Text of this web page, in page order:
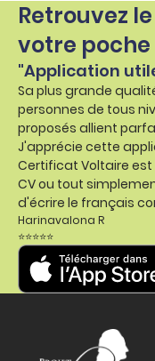
Retrouvez
votre poche
"Application
Sa plus grande
personnes de tous
proposés allient
J'apprécie cette
Certificat Voltaire
CV ou tout
d'écrire le français
Harinavalona R
⭐⭐⭐⭐⭐